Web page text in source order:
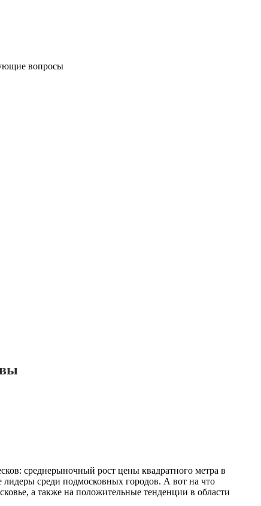
вопросы
среднерыночный рост цены квадратного метра в
среди подмосковных городов. А вот на что
а также на положительные тенденции в области